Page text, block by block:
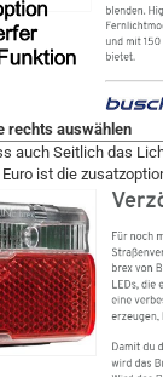
rechts auswählen
auch Seitlich das
ist die